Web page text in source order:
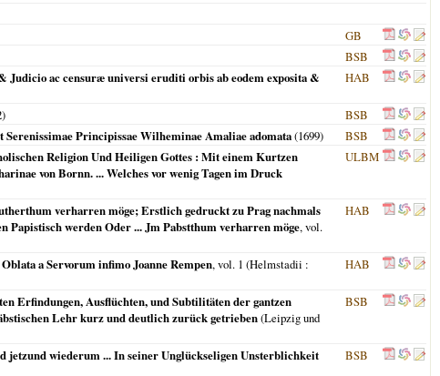
GB
BSB
ac censuræ universi eruditi orbis ab eodem exposita &
HAB
)
BSB
Principissae Wilheminae Amaliae adomata(1699)
BSB
Religion Und Heiligen Gottes : Mit einem Kurtzen
von Bornn. ... Welches vor wenig Tagen im Druck
ULBM
verharren möge; Erstlich gedruckt zu Prag nachmals
Papistisch werden Oder ... Jm Pabstthum verharren möge, vol.
HAB
a Servorum infimo Joanne Rempen, vol. 1 (Helmstadii :
HAB
Erfindungen, Ausflüchten, und Subtilitäten der gantzen
Lehr kurz und deutlich zurück getrieben(Leipzig und
BSB
wiederum ... In seiner Unglückseligen Unsterblichkeit
BSB